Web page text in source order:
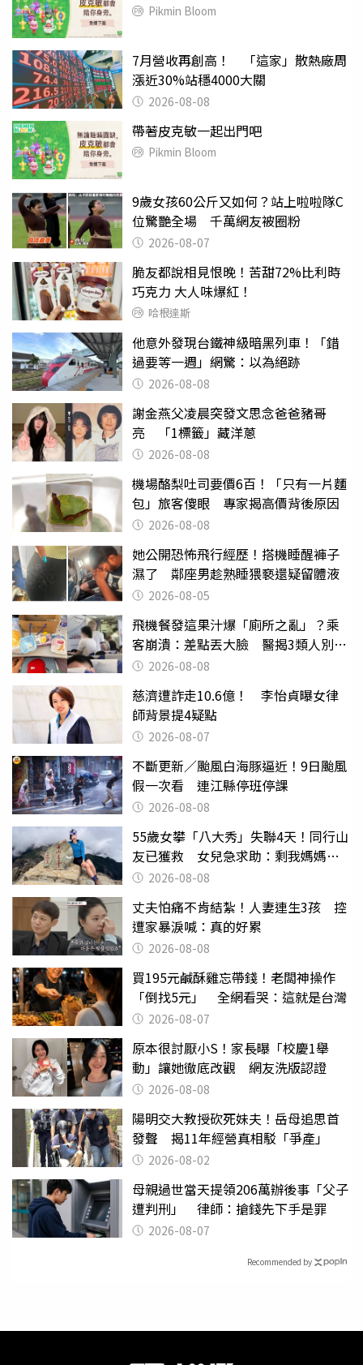
Pikmin Bloom
7月營收再創高！ 「這家」散熱廠周
漲近30%站穩4000大關
2026-08-08
帶著皮克敏一起出門吧
Pikmin Bloom
9歲女孩60公斤又如何？站上啦啦隊C
位驚艷全場 千萬網友被圈粉
2026-08-07
脆友都說相見恨晚！苦甜72%比利時
巧克力 大人味爆紅！
哈根達斯
他意外發現台鐵神級暗黑列車！「錯
過要等一週」網驚：以為絕跡
2026-08-08
謝金燕父凌晨突發文思念爸爸豬哥
亮 「1標籤」藏洋蔥
2026-08-08
機場酪梨吐司要價6百！「只有一片麵
包」旅客傻眼 專家揭高價背後原因
2026-08-08
她公開恐怖飛行經歷！搭機睡醒褲子
濕了 鄰座男趁熟睡猥褻還疑留體液
2026-08-05
飛機餐發這果汁爆「廁所之亂」？乘
客崩潰：差點丟大臉 醫揭3類人別亂
喝 2026-08-08
慈濟遭詐走10.6億！ 李怡貞曝女律
師背景提4疑點
2026-08-07
不斷更新／颱風白海豚逼近！9日颱風
假一次看 連江縣停班停課
2026-08-08
55歲女攀「八大秀」失聯4天！同行山
友已獲救 女兒急求助：剩我媽媽還
沒找到
2026-08-08
丈夫怕痛不肯結紮！人妻連生3孩 控
遭家暴淚喊：真的好累
2026-08-08
買195元鹹酥雞忘帶錢！老闆神操作
「倒找5元」 全網看哭：這就是台灣
2026-08-07
原本很討厭小S！家長曝「校慶1舉
動」讓她徹底改觀 網友洗版認證
2026-08-08
陽明交大教授砍死妹夫！岳母追思首
發聲 揭11年經營真相駁「爭產」
2026-08-02
母親過世當天提領206萬辦後事「父子
遭判刑」 律師：搶錢先下手是罪
2026-08-07
Recommended by